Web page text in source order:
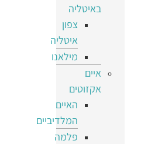
באיטליה
צפון
איטליה
מילאנו
איים
אקזוטים
האיים
המלדיביים
פלמה